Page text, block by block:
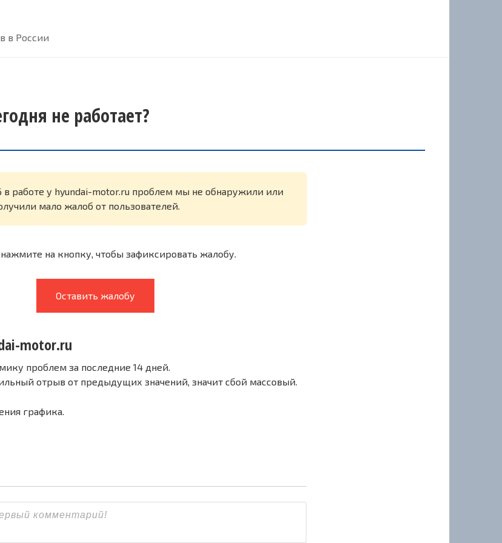
в России
не работает?
в работе у hyundai-motor.ru проблем мы не обнаружили или
мало жалоб от пользователей.
на кнопку, чтобы зафиксировать жалобу.
Оставить жалобу
motor.ru
проблем за последние 14 дней.
отрыв от предыдущих значений, значит сбой массовый.
графика.